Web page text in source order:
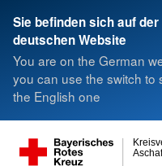
Sie befinden sich auf der
deutschen Website
You are on the German
you can use the switch to
the English one